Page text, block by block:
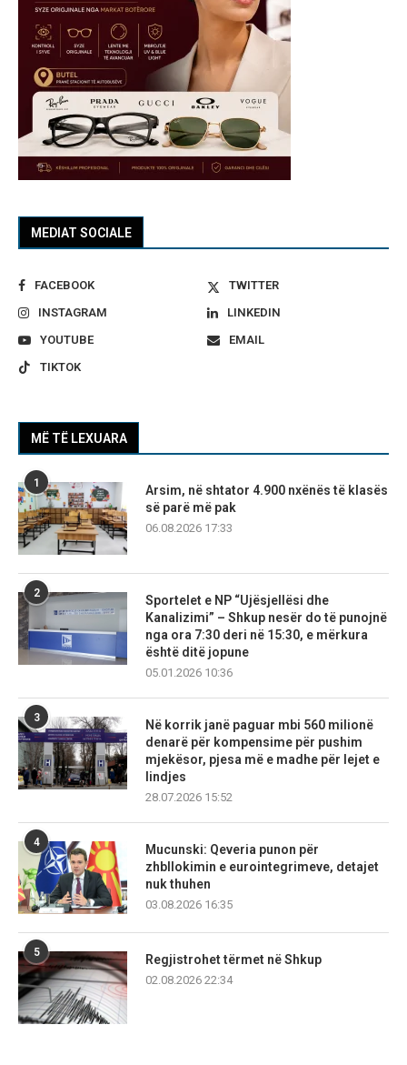
MEDIAT SOCIALE
FACEBOOK
TWITTER
INSTAGRAM
LINKEDIN
YOUTUBE
EMAIL
TIKTOK
MË TË LEXUARA
1
Arsim, në shtator 4.900 nxënës të klasës
së parë më pak
06.08.2026 17:33
2
Sportelet e NP “Ujësjellësi dhe
Kanalizimi” – Shkup nesër do të punojnë
nga ora 7:30 deri në 15:30, e mërkura
është ditë jopune
05.01.2026 10:36
3
Në korrik janë paguar mbi 560 milionë
denarë për kompensime për pushim
mjekësor, pjesa më e madhe për lejet e
lindjes
28.07.2026 15:52
4
Mucunski: Qeveria punon për
zhbllokimin e eurointegrimeve, detajet
nuk thuhen
03.08.2026 16:35
5
Regjistrohet tërmet në Shkup
02.08.2026 22:34